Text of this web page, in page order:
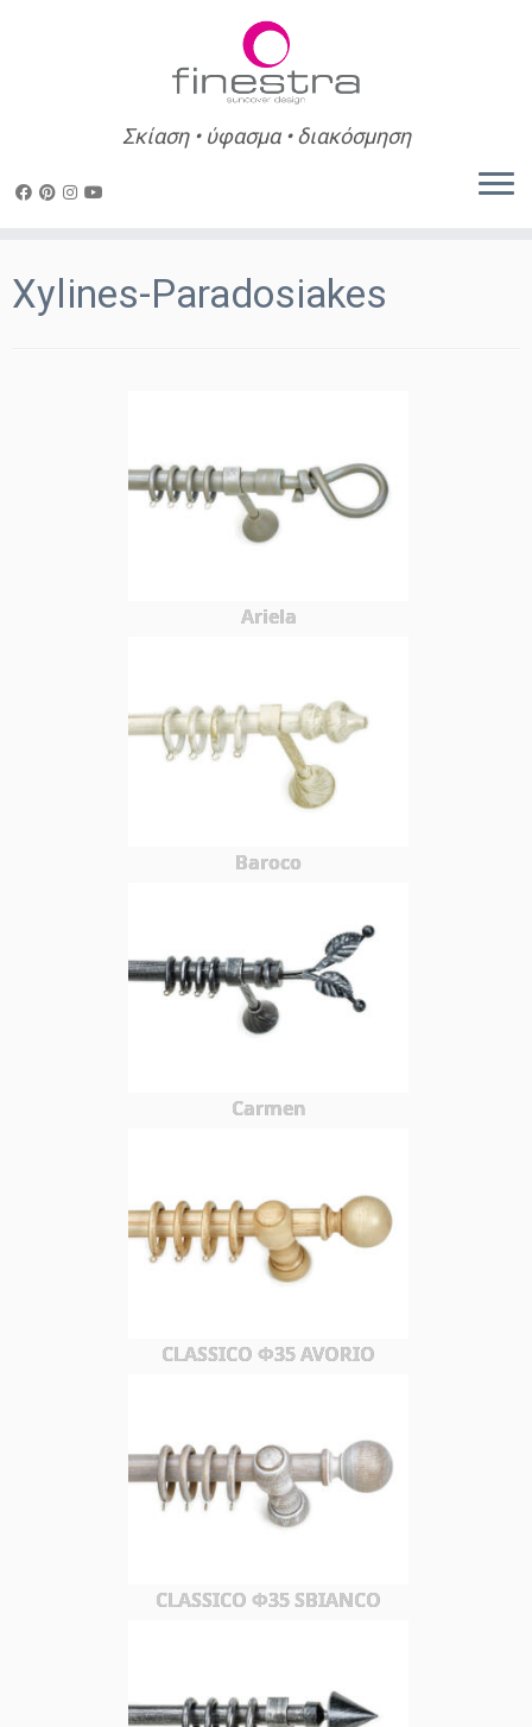
to
content
Σκίαση • ύφασμα • διακόσμηση
Xylines-Paradosiakes
Ariela
Baroco
Carmen
CLASSICO Φ35 AVORIO
CLASSICO Φ35 SBIANCO